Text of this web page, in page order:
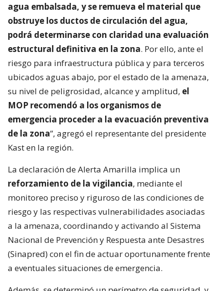
agua embalsada, y se remueva el material que
obstruye los ductos de circulación del agua,
podrá determinarse con claridad una evaluación
estructural definitiva en la zona. Por ello, ante el
riesgo para infraestructura pública y para terceros
ubicados aguas abajo, por el estado de la amenaza,
su nivel de peligrosidad, alcance y amplitud, el
MOP recomendó a los organismos de
emergencia proceder a la evacuación preventiva
de la zona”, agregó el representante del presidente
Kast en la región.
La declaración de Alerta Amarilla implica un
reforzamiento de la vigilancia, mediante el
monitoreo preciso y riguroso de las condiciones de
riesgo y las respectivas vulnerabilidades asociadas
a la amenaza, coordinando y activando al Sistema
Nacional de Prevención y Respuesta ante Desastres
(Sinapred) con el fin de actuar oportunamente frente
a eventuales situaciones de emergencia.